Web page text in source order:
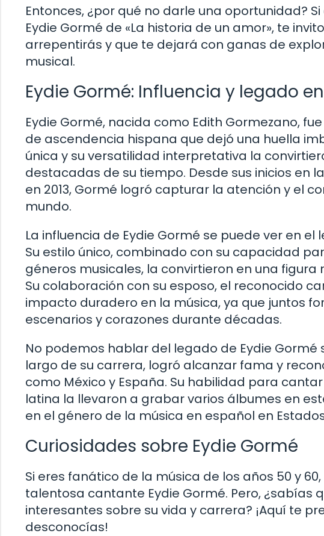
Entonces, ¿por qué no darle una oportunidad?
Eydie Gormé de «La historia de un amor», te
arrepentirás y que te dejará con ganas de
musical.
Eydie Gormé: Influencia y legado
Eydie Gormé, nacida como Edith Gormezano,
de ascendencia hispana que dejó una huella
única y su versatilidad interpretativa la
destacadas de su tiempo. Desde sus inicios en
en 2013, Gormé logró capturar la atención y el
mundo.
La influencia de Eydie Gormé se puede ver en
Su estilo único, combinado con su capacidad
géneros musicales, la convirtieron en una
Su colaboración con su esposo, el reconocido
impacto duradero en la música, ya que juntos
escenarios y corazones durante décadas.
No podemos hablar del legado de Eydie Gormé
largo de su carrera, logró alcanzar fama y
como México y España. Su habilidad para
latina la llevaron a grabar varios álbumes en
en el género de la música en español en
Curiosidades sobre Eydie Gormé
Si eres fanático de la música de los años 50 y
talentosa cantante Eydie Gormé. Pero, ¿sabías
interesantes sobre su vida y carrera? ¡Aquí te
desconocías!